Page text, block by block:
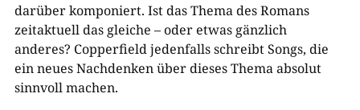
darüber komponiert. Ist das Thema des Romans
zeitaktuell das gleiche – oder etwas gänzlich
anderes? Copperfield jedenfalls schreibt Songs, die
ein neues Nachdenken über dieses Thema absolut
sinnvoll machen.